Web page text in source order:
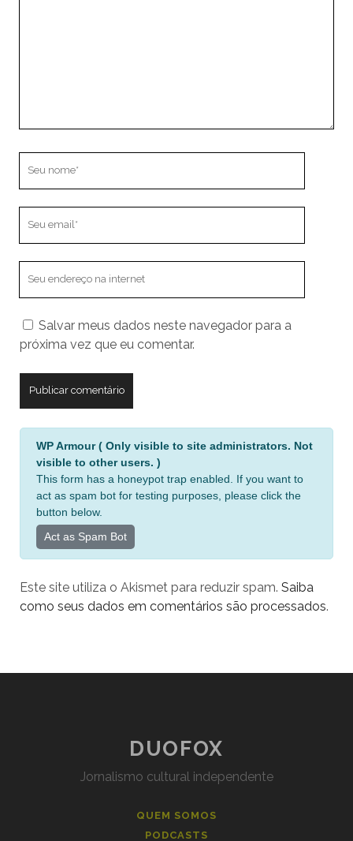
seu
site
Salvar meus dados neste navegador para a
próxima vez que eu comentar.
i
v
WP Armour ( Only visible to site administrators. Not
visible to other users. )
This form has a honeypot trap enabled. If you want to
act as spam bot for testing purposes, please click the
button below.
Act as Spam Bot
Este site utiliza o Akismet para reduzir spam. Saiba
como seus dados em comentários são processados.
DUOFOX
Jornalismo cultural independente
QUEM SOMOS
PODCASTS